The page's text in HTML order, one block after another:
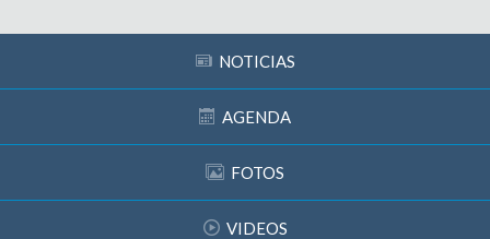
NOTICIAS
AGENDA
FOTOS
VIDEOS